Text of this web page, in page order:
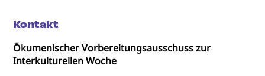
Kontakt
Ökumenischer Vorbereitungsausschuss zur
Interkulturellen Woche